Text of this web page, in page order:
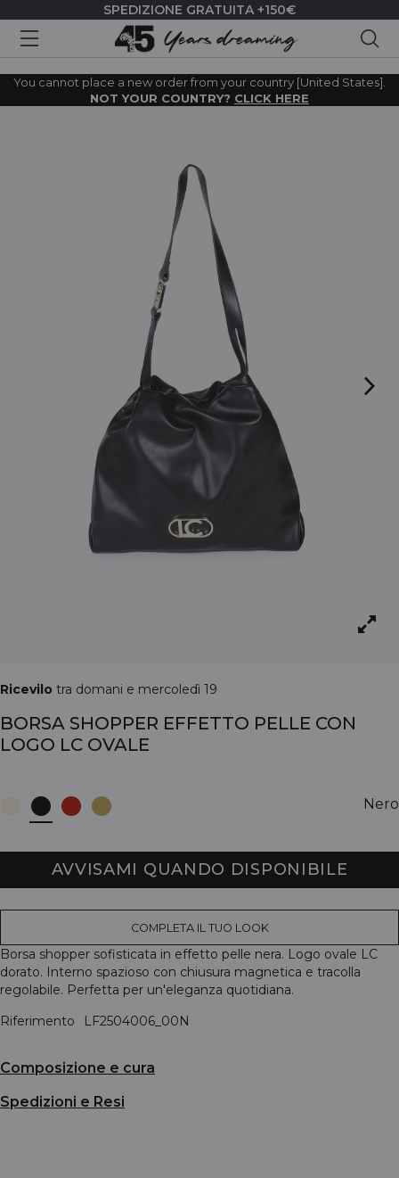
SPEDIZIONE GRATUITA +150€
You cannot place a new order from your country [United States].
NOT YOUR COUNTRY? CLICK HERE
Ricevilo tra domani e mercoledì 19
BORSA SHOPPER EFFETTO PELLE CON
LOGO LC OVALE
Nero
AVVISAMI QUANDO DISPONIBILE
COMPLETA IL TUO LOOK
Borsa shopper sofisticata in effetto pelle nera. Logo ovale LC
dorato. Interno spazioso con chiusura magnetica e tracolla
regolabile. Perfetta per un'eleganza quotidiana.
Riferimento
LF2504006_00N
Composizione e cura
Spedizioni e Resi